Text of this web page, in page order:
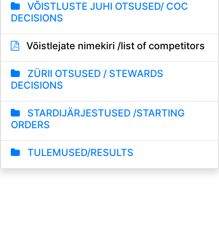
VÕISTLUSTE JUHI OTSUSED/ COC
DECISIONS
Võistlejate nimekiri /list of competitors
ZÜRII OTSUSED / STEWARDS
DECISIONS
STARDIJÄRJESTUSED /STARTING
ORDERS
TULEMUSED/RESULTS